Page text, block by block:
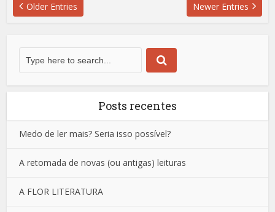
Newer Entries
Older Entries
Posts recentes
Medo de ler mais? Seria isso possível?
A retomada de novas (ou antigas) leituras
A FLOR LITERATURA